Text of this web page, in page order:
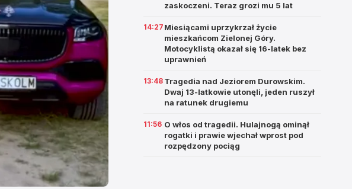
zaskoczeni. Teraz grozi mu 5 lat
14:27 Miesiącami uprzykrzał życie
mieszkańcom Zielonej Góry.
Motocyklistą okazał się 16-latek bez
uprawnień
13:48 Tragedia nad Jeziorem Durowskim.
Dwaj 13-latkowie utonęli, jeden ruszył
na ratunek drugiemu
11:56 O włos od tragedii. Hulajnogą ominął
rogatki i prawie wjechał wprost pod
rozpędzony pociąg